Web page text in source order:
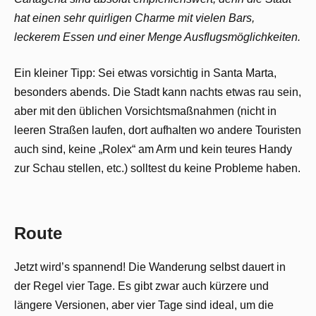
hat einen sehr quirligen Charme mit vielen Bars,
leckerem Essen und einer Menge Ausflugsmöglichkeiten.
Ein kleiner Tipp: Sei etwas vorsichtig in Santa Marta,
besonders abends. Die Stadt kann nachts etwas rau sein,
aber mit den üblichen Vorsichtsmaßnahmen (nicht in
leeren Straßen laufen, dort aufhalten wo andere Touristen
auch sind, keine „Rolex“ am Arm und kein teures Handy
zur Schau stellen, etc.) solltest du keine Probleme haben.
Route
Jetzt wird’s spannend! Die Wanderung selbst dauert in
der Regel vier Tage. Es gibt zwar auch kürzere und
längere Versionen, aber vier Tage sind ideal, um die